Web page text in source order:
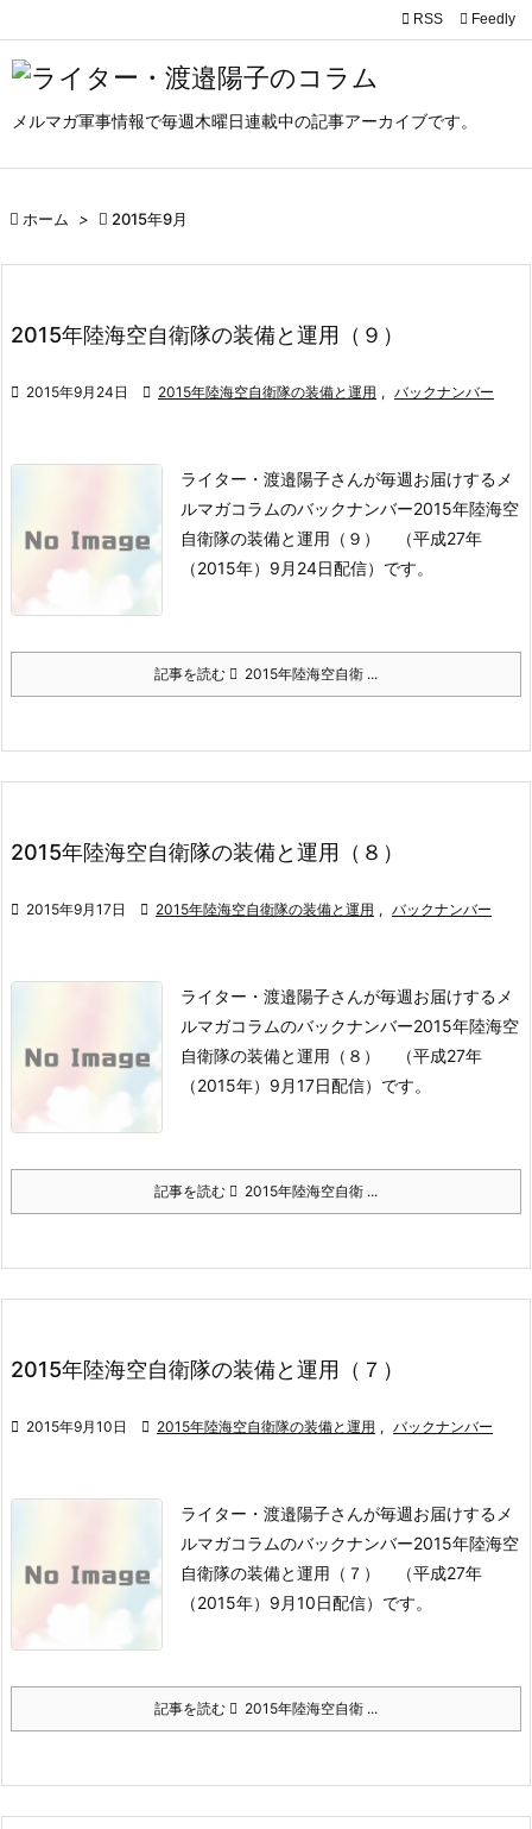
メルマガ軍事情報で毎週木曜日連載中の記事アーカイブです。

 RSS Feedly
 ホーム >  2015年9月
2015年陸海空自衛隊の装備と運用（９）
 2015年9月24日  2015年陸海空自衛隊の装備と運用 , バックナンバー
ライター・渡邉陽子さんが毎週お届けするメ
ルマガコラムのバックナンバー2015年陸海空
自衛隊の装備と運用（９） （平成27年
（2015年）9月24日配信）です。
記事を読む 2015年陸海空自衛 ...
2015年陸海空自衛隊の装備と運用（８）
 2015年9月17日  2015年陸海空自衛隊の装備と運用 , バックナンバー
ライター・渡邉陽子さんが毎週お届けするメ
ルマガコラムのバックナンバー2015年陸海空
自衛隊の装備と運用（８） （平成27年
（2015年）9月17日配信）です。
記事を読む 2015年陸海空自衛 ...
2015年陸海空自衛隊の装備と運用（７）
 2015年9月10日  2015年陸海空自衛隊の装備と運用 , バックナンバー
ライター・渡邉陽子さんが毎週お届けするメ
ルマガコラムのバックナンバー2015年陸海空
自衛隊の装備と運用（７） （平成27年
（2015年）9月10日配信）です。
記事を読む 2015年陸海空自衛 ...